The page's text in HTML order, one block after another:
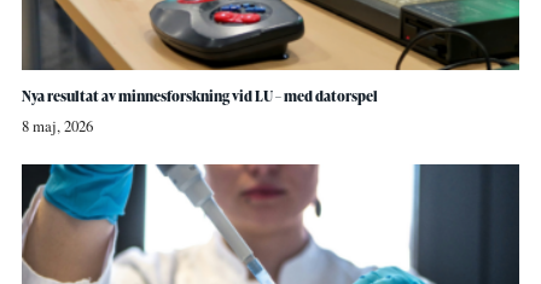
Nya resultat av minnesforskning vid LU – med datorspel
8 maj, 2026